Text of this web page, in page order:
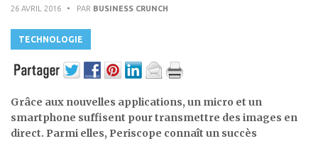
26 AVRIL 2016 • PAR BUSINESS CRUNCH
TECHNOLOGIE
Grâce aux nouvelles applications, un micro et un
smartphone suffisent pour transmettre des images en
direct. Parmi elles, Periscope connaît un succès